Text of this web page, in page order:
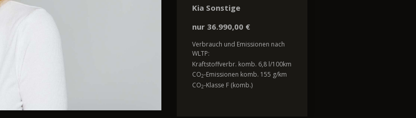
Kia Sonstige
nur 36.990,00 €
Verbrauch und Emissionen nach
WLTP:
Kraftstoffverbr. komb. 6,8 l/100km
CO2-Emissionen komb. 155 g/km
CO2-Klasse F (komb.)